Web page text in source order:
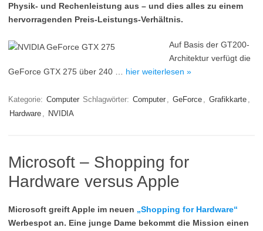
Physik- und Rechenleistung aus – und dies alles zu einem
hervorragenden Preis-Leistungs-Verhältnis.
Auf Basis der GT200-
Architektur verfügt die
GeForce GTX 275 über 240 … hier weiterlesen »
Kategorie: Computer Schlagwörter: Computer , GeForce , Grafikkarte ,
Hardware , NVIDIA
Microsoft – Shopping for
Hardware versus Apple
Microsoft greift Apple im neuen „Shopping for Hardware“
Werbespot an. Eine junge Dame bekommt die Mission einen